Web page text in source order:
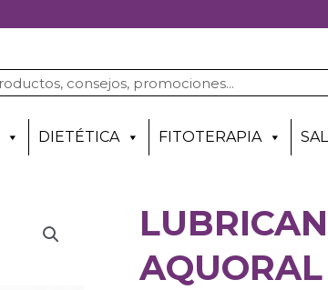
DIETÉTICA FITOTERAPIA